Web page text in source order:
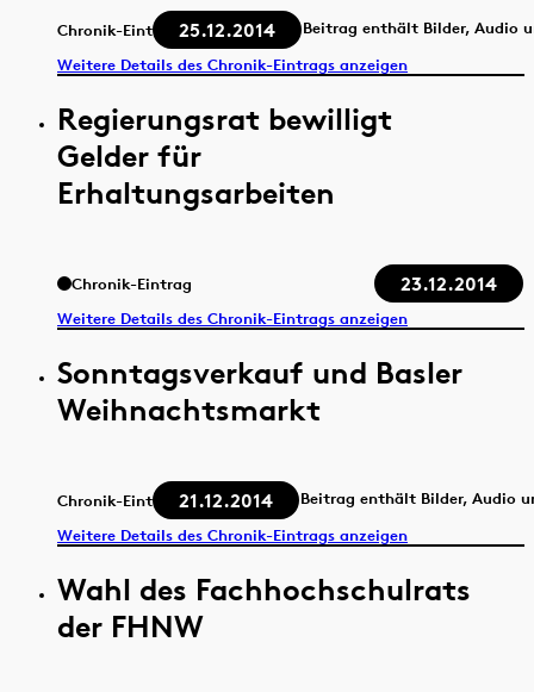
Chronik-Eintrag 25.12.2014
Beitrag enthält Bilder, Audio
Weitere Details des Chronik-Eintrags anzeigen
Regierungsrat bewilligt
Gelder für
Erhaltungsarbeiten
Chronik-Eintrag 23.12.2014
Weitere Details des Chronik-Eintrags anzeigen
Sonntagsverkauf und Basler
Weihnachtsmarkt
Chronik-Eintrag 21.12.2014
Beitrag enthält Bilder, Audio
Weitere Details des Chronik-Eintrags anzeigen
Wahl des Fachhochschulrats
der FHNW